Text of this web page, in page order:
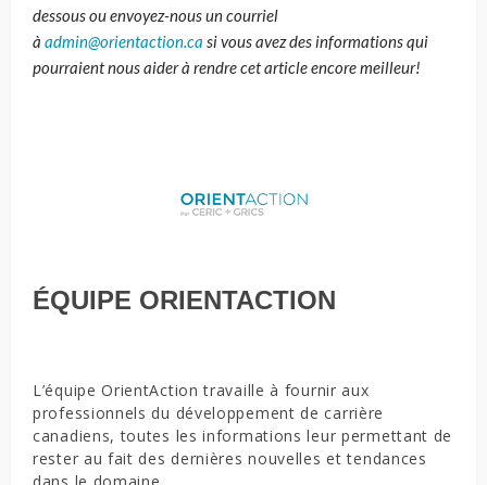
dessous ou envoyez-nous un courriel
à admin@orientaction.ca sivous avez des informations qui
pourraient nous aider à rendre cet article encore meilleur!
ÉQUIPE ORIENTACTION
L’équipe OrientAction travaille à fournir aux
professionnels du développement de carrière
canadiens, toutes les informations leur permettant de
rester au fait des dernières nouvelles et tendances